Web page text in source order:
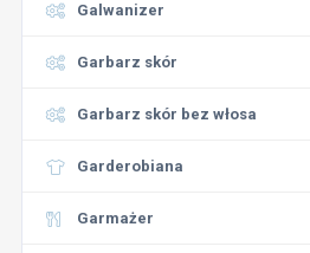
Galwanizer
Garbarz skór
Garbarz skór bez włosa
Garderobiana
Garmażer